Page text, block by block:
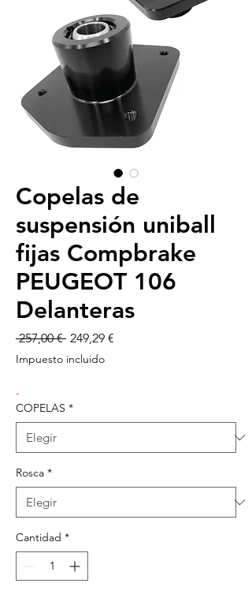
Copelas de
suspensión uniball
fijas Compbrake
PEUGEOT 106
Delanteras
257,00 € Precio
249,29 €
Impuesto incluido
-
COPELAS *
Rosca *
Cantidad *